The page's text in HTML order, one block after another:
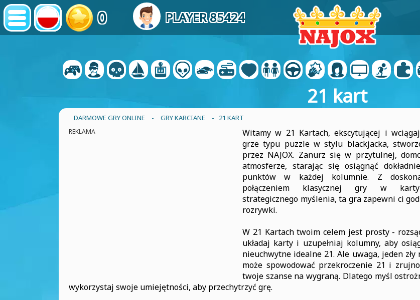
0 PLAYER 85424
21 kart
DARMOWE GRY ONLINE - GRY KARCIANE - 21 KART
REKLAMA
Witamy w 21 Kartach, ekscytującej i
grze typu puzzle w stylu blackjacka,
przez NAJOX. Zanurz się w przytulnej,
atmosferze, starając się osiągnąć
punktów w każdej kolumnie. Z
połączeniem klasycznej gry w
strategicznego myślenia, ta gra zapewni ci
rozrywki.
W 21 Kartach twoim celem jest prosty -
układaj karty i uzupełniaj kolumny, aby
nieuchwytne idealne 21. Ale uwaga, jeden zły
może spowodować przekroczenie 21 i
twoje szanse na wygraną. Dlatego myśl
wykorzystaj swoje umiejętności, aby przechytrzyć grę.